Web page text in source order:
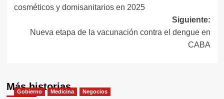
entradas
cosméticos y domisanitarios en 2025
Siguiente:
Nueva etapa de la vacunación contra el dengue en
CABA
Más historias
Gobierno Medicina Negocios